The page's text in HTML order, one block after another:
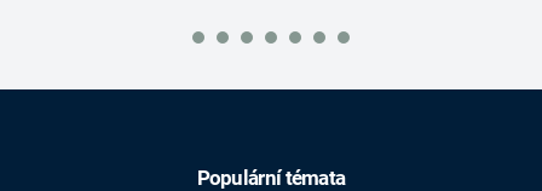
Populární témata